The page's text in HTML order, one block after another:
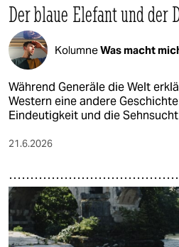
Der blaue Elefant und der
KolumneWas macht
Während Generäle die Welt
Western eine andere
Eindeutigkeit und die
21.6.2026